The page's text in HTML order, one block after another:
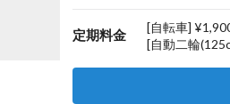
定期料金
[自転車]
[自動二輪